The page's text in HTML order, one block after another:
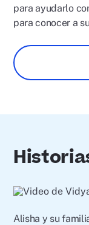
para ayudarlo
para conocer a
Alisha y su